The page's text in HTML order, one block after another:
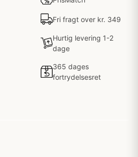
Fri fragt over kr. 349
Hurtig levering 1-2
dage
365 dages
fortrydelsesret